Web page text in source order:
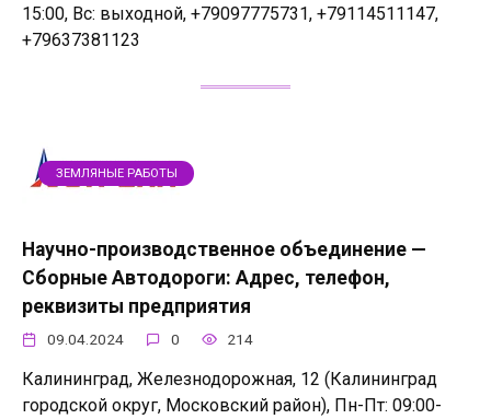
15:00, Вс: выходной, +79097775731, +79114511147,
+79637381123
ЗЕМЛЯНЫЕ РАБОТЫ
Научно-производственное объединение —
Сборные Автодороги: Адрес, телефон,
реквизиты предприятия
09.04.2024 0 214
Калининград, Железнодорожная, 12 (Калининград
городской округ, Московский район), Пн-Пт: 09:00-